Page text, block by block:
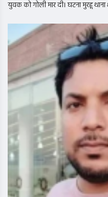
युवक को गोली मार दी। घटना मुरहू